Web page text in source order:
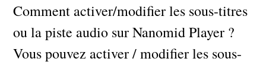
Comment activer/modifier les sous-titres
ou la piste audio sur Nanomid Player ?
Vous pouvez activer / modifier les sous-